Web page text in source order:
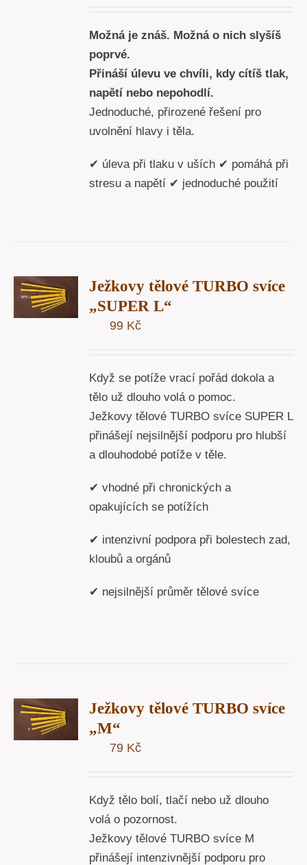
Možná je znáš. Možná o nich slyšíš
poprvé.
Přináší úlevu ve chvíli, kdy cítíš tlak,
napětí nebo nepohodlí.
Jednoduché, přirozené řešení pro
uvolnění hlavy i těla.
✔ úleva při tlaku v uších ✔ pomáhá při
stresu a napětí ✔ jednoduché použití
Ježkovy tělové TURBO svíce
„SUPER L“
99 Kč
Když se potíže vrací pořád dokola a
tělo už dlouho volá o pomoc.
Ježkovy tělové TURBO svíce SUPER L
přinášejí nejsilnější podporu pro hlubší
a dlouhodobé potíže v těle.
✔ vhodné při chronických a
opakujících se potížích
✔ intenzivní podpora při bolestech zad,
kloubů a orgánů
✔ nejsilnější průměr tělové svíce
Ježkovy tělové TURBO svíce
„M“
79 Kč
Když tělo bolí, tlačí nebo už dlouho
volá o pozornost.
Ježkovy tělové TURBO svíce M
přinášejí intenzivnější podporu pro